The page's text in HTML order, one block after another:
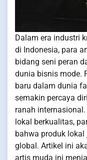
Dalam era industri
di Indonesia, para
bidang seni peran
dunia bisnis mode.
baru dalam dunia
semakin percaya
ranah
lokal berkualitas,
bahwa produk
global. Artikel ini
artis muda ini